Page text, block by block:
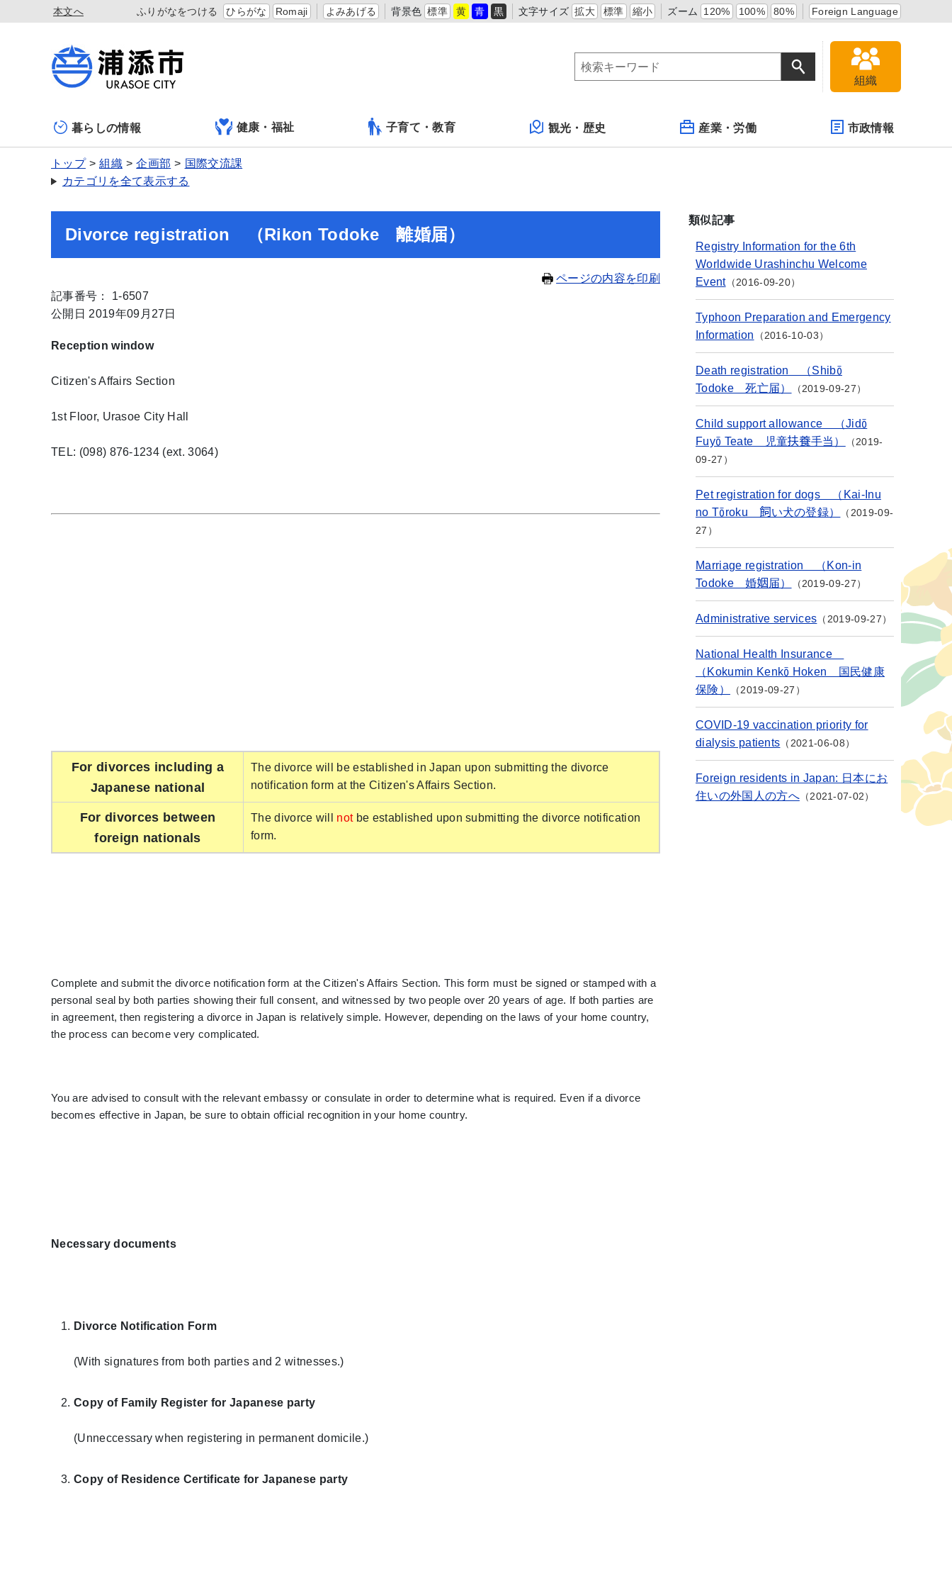
本文へ ふりがなをつける ひらがな Romaji よみあげる 背景色 標準 黄 青 黒 文字サイズ 拡大 標準 縮小 ズーム 120% 100% 80% Foreign Language
組織
暮らしの情報 健康・福祉 子育て・教育 観光・歴史 産業・労働 市政情報
トップ 組織 企画部
国際交流課
カテゴリを全て表示する
Divorce registration （Rikon Todoke 離婚届）
ページの内容を印刷
記事番号： 1-6507
公開日 2019年09月27日
Reception window
Citizen's Affairs Section
1st Floor, Urasoe City Hall
TEL: (098) 876-1234 (ext. 3064)
For divorces including a
Japanese national
The divorce will be established in Japan upon submitting the divorce
notification form at the Citizen's Affairs Section.
For divorces between
foreign nationals
The divorce will notbe established upon submitting the divorce notification
form.
Complete and submit the divorce notification form at the Citizen's Affairs Section. This form must be signed or stamped with a
personal seal by both parties showing their full consent, and witnessed by two people over 20 years of age. If both parties are
in agreement, then registering a divorce in Japan is relatively simple. However, depending on the laws of your home country,
the process can become very complicated.
You are advised to consult with the relevant embassy or consulate in order to determine what is required. Even if a divorce
becomes effective in Japan, be sure to obtain official recognition in your home country.
Necessary documents
Divorce Notification Form
(With signatures from both parties and 2 witnesses.)
Copy of Family Register for Japanese party
(Unneccessary when registering in permanent domicile.)
Copy of Residence Certificate for Japanese party
類似記事
Registry Information for the 6th
Worldwide Urashinchu Welcome
Event
2016-09-20
Typhoon Preparation and Emergency
Information
2016-10-03
Death registration （Shibō
Todoke 死亡届）
2019-09-27
Child support allowance （Jidō
Fuyō Teate 児童扶養手当）
2019-
09-27
Pet registration for dogs （Kai-Inu
no Tōroku 飼い犬の登録）
2019-09-
27
Marriage registration （Kon-in
Todoke 婚姻届）
2019-09-27
Administrative services 2019-09-27
National Health Insurance
（Kokumin Kenkō Hoken 国民健康
保険）
2019-09-27
COVID-19 vaccination priority for
dialysis patients
2021-06-08
Foreign residents in Japan: 日本にお
住いの外国人の方へ
2021-07-02